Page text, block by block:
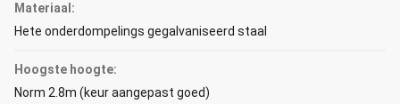
Materiaal:
Hete onderdompelings gegalvaniseerd staal
Hoogste hoogte:
Norm 2.8m (keur aangepast goed)